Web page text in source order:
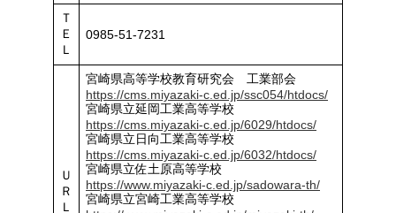
Ｔ
Ｅ
Ｌ
0985-51-7231
Ｕ
Ｒ
Ｌ
宮崎県高等学校教育研究会 工業部会
https://cms.miyazaki-c.ed.jp/ssc054/htdocs/
宮崎県立延岡工業高等学校
https://cms.miyazaki-c.ed.jp/6029/htdocs/
宮崎県立日向工業高等学校
https://cms.miyazaki-c.ed.jp/6032/htdocs/
宮崎県立佐土原高等学校
https://www.miyazaki-c.ed.jp/sadowara-th/
宮崎県立宮崎工業高等学校